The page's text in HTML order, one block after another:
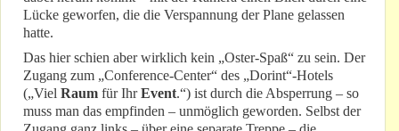
Lücke geworfen, die die Verspannung der Plane gelassen
hatte.
Das hier schien aber wirklich kein „Oster-Spaß“ zu sein. Der
Zugang zum „Conference-Center“ des „Dorint“-Hotels
(„Viel Raum für IhrEvent.“) ist durch die Absperrung – so
muss man das empfinden – unmöglich geworden. Selbst der